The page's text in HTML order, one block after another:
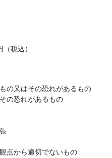
税込）
の又はその恐れがあるもの
の恐れがあるもの
点から適切でないもの